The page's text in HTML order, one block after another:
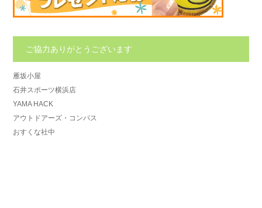
ご協力ありがとうございます
雁坂小屋
石井スポーツ横浜店
YAMA HACK
アウトドアーズ・コンパス
おすくな社中